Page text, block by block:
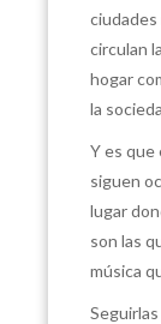
circulan
hogar
la
Y es que
siguen
lugar
son las
música